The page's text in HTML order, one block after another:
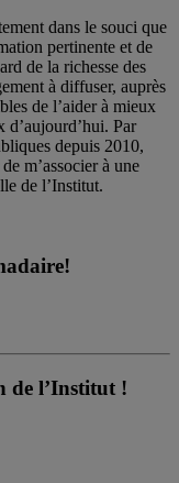
dans le souci que
pertinente et de
de la richesse des
à diffuser, auprès
de l’aider à mieux
d’aujourd’hui. Par
depuis 2010,
m’associer à une
de l’Institut.
de l’Institut !